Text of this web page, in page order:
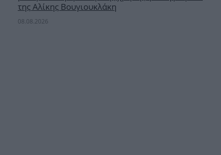
της Αλίκης Βουγιουκλάκη
08.08.2026